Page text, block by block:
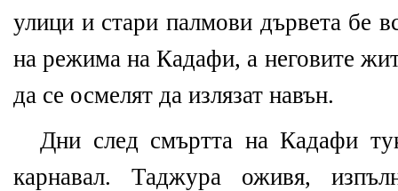
улици и стари палмови дървета бе
на режима на Кадафи, а неговите
да се осмелят да излязат навън.
Дни след смъртта на Кадафи
карнавал. Таджура оживя,